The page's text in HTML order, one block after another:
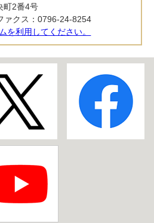
2番4号
クス：0796-24-8254
を利用してください。